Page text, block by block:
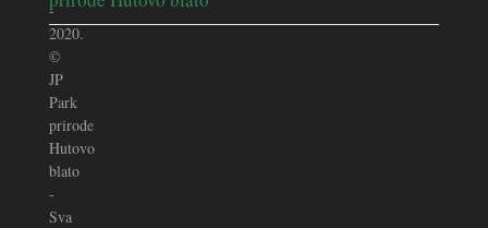
-
2020.
©
JP
Park
prirode
Hutovo
blato
-
Sva